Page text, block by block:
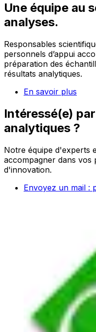
Une équipe au
analyses.
Responsables
personnels d’appui
préparation des
résultats analytiques.
En savoir plus
Intéressé(e)
analytiques ?
Notre équipe d'experts
accompagner dans vos
d'innovation.
Envoyez un mail :